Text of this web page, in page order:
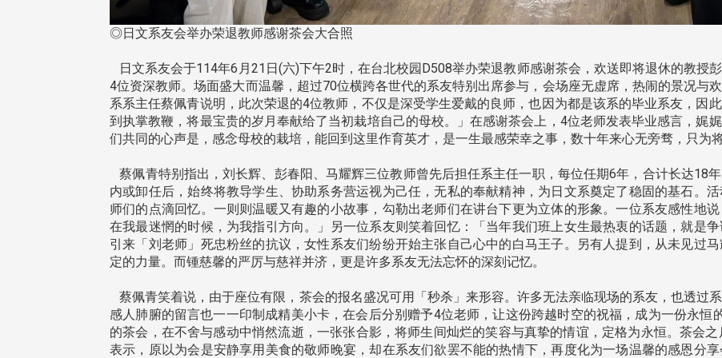
◎日文系友会举办荣退教师感谢茶会大合照
日文系友会于114年6月21日(六)下午2时，在台北校园D508举办荣退教师感谢茶会，欢送即将退休的教授
4位资深教师。场面盛大而温馨，超过70位横跨各世代的系友特别出席参与，会场座无虚席，热闹的景况与
系系主任蔡佩青说明，此次荣退的4位教师，不仅是深受学生爱戴的良师，也因为都是该系的毕业系友，因
到执掌教鞭，将最宝贵的岁月奉献给了当初栽培自己的母校。」在感谢茶会上，4位老师发表毕业感言，娓
们共同的心声是，感念母校的栽培，能回到这里作育英才，是一生最感荣幸之事，数十年来心无旁骛，只为
蔡佩青特别指出，刘长辉、彭春阳、马耀辉三位教师曾先后担任系主任一职，每位任期6年，合计长达18
内或卸任后，始终将教导学生、协助系务营运视为己任，无私的奉献精神，为日文系奠定了稳固的基石。
师们的点滴回忆。一则则温暖又有趣的小故事，勾勒出老师们在讲台下更为立体的形象。一位系友感性地
在我最迷惘的时候，为我指引方向。」另一位系友则笑着回忆：「当年我们班上女生最热衷的话题，就是
引来「刘老师」死忠粉丝的抗议，女性系友们纷纷开始主张自己心中的白马王子。另有人提到，从未见过
定的力量。而锺慈馨的严厉与慈祥并济，更是许多系友无法忘怀的深刻记忆。
蔡佩青笑着说，由于座位有限，茶会的报名盛况可用「秒杀」来形容。许多无法亲临现场的系友，也透过
感人肺腑的留言也一一印制成精美小卡，在会后分别赠予4位老师，让这份跨越时空的祝福，成为一份永恒
的茶会，在不舍与感动中悄然流逝，一张张合影，将师生间灿烂的笑容与真挚的情谊，定格为永恒。茶会
表示，原以为会是安静享用美食的敬师晚宴，却在系友们欲罢不能的热情下，再度化为一场温馨的感恩分